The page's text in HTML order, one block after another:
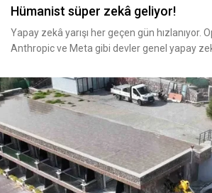
Hümanist süper zekâ geliyor!
Yapay zekâ yarışı her geçen gün hızlanıyor.
Anthropic ve Meta gibi devler genel yapay